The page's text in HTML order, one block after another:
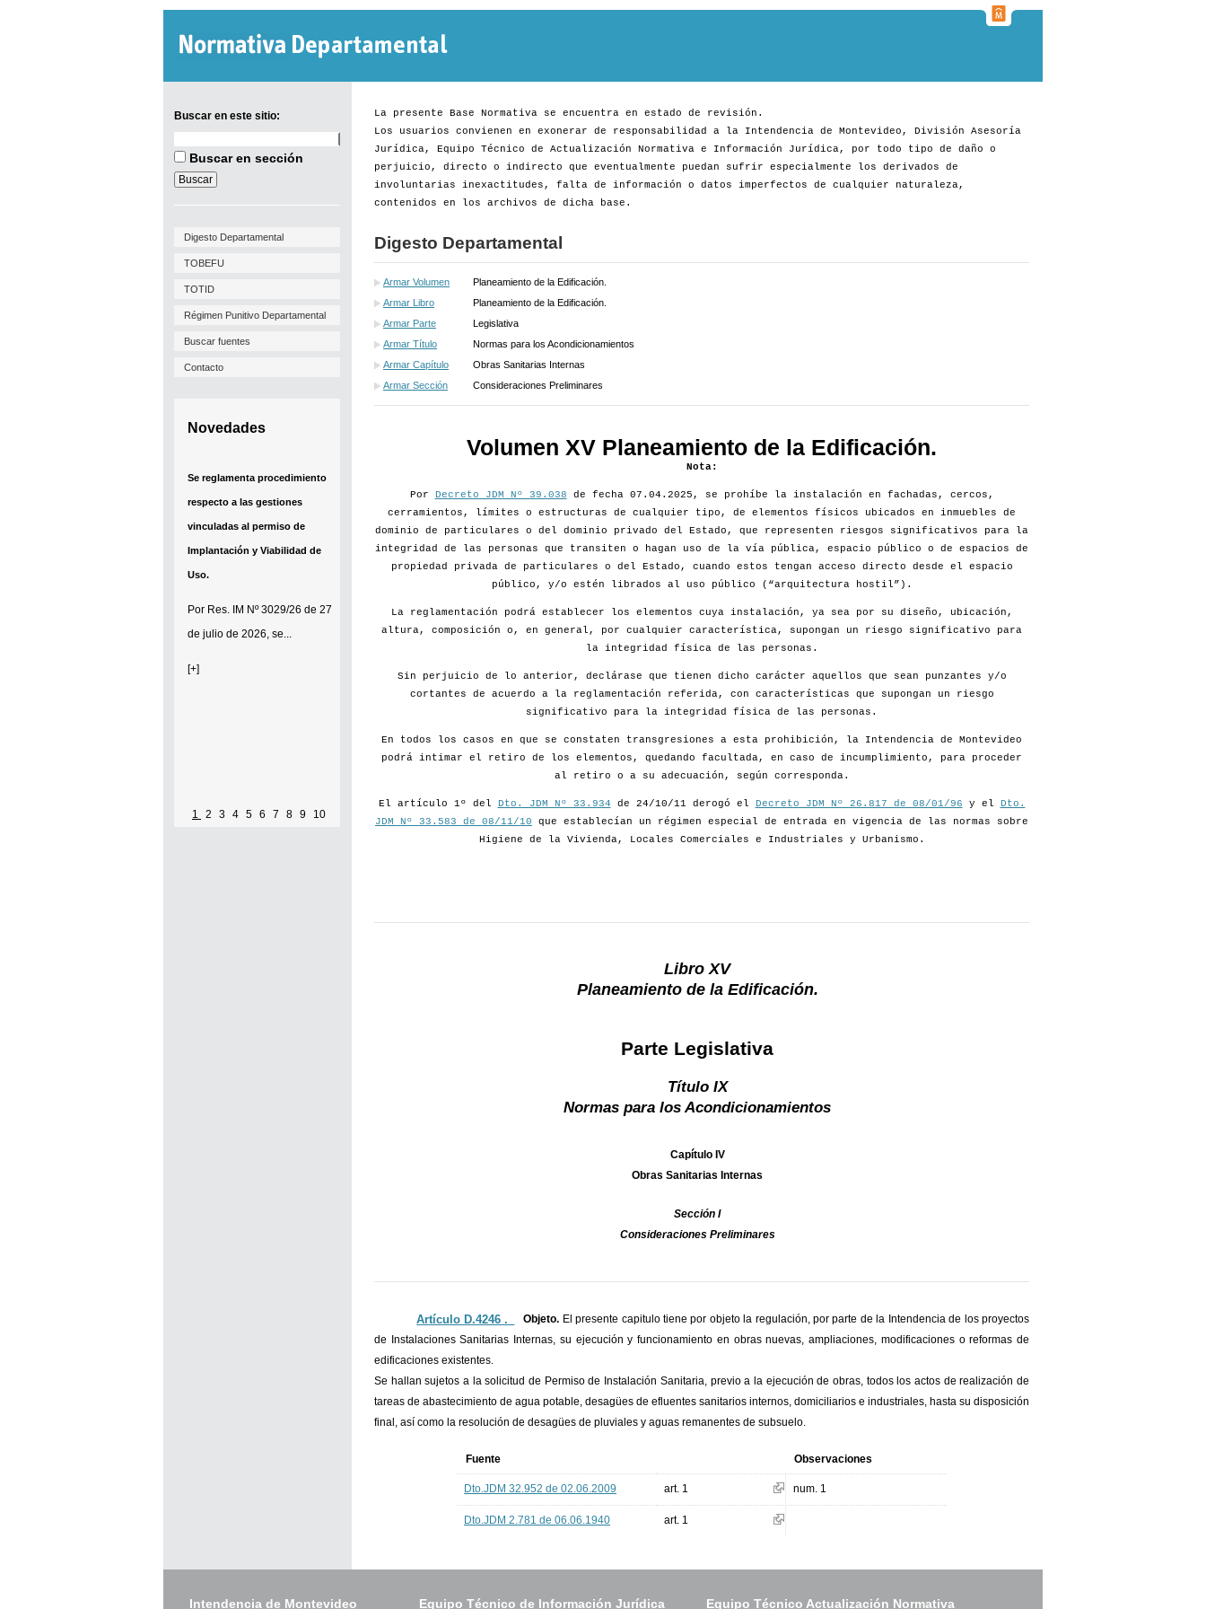
Buscar en este sitio:
en
sitio:
Buscar en sección
Digesto Departamental
TOBEFU
TOTID
Régimen Punitivo Departamental
Buscar fuentes
Contacto
Novedades
Se reglamenta procedimiento
respecto a las gestiones
vinculadas al permiso de
Implantación y Viabilidad de
Uso.
Por Res. IM Nº 3029/26 de 27
de julio de 2026, se...
[+]
1 2 3 4 5 6 7 8 9 10
La presente Base Normativa se encuentra en estado de revisión.
Los usuarios convienen en exonerar de responsabilidad a la Intendencia de Montevideo, División Asesoría
Jurídica, Equipo Técnico de Actualización Normativa e Información Jurídica, por todo tipo de daño o
perjuicio, directo o indirecto que eventualmente puedan sufrir especialmente los derivados de
involuntarias inexactitudes, falta de información o datos imperfectos de cualquier naturaleza,
contenidos en los archivos de dicha base.
Digesto Departamental
Armar Volumen
Planeamiento de la Edificación.
Armar Libro
Planeamiento de la Edificación.
Armar Parte
Legislativa
Armar Título
Normas para los Acondicionamientos
Armar Capítulo
Obras Sanitarias Internas
Armar Sección
Consideraciones Preliminares
Volumen XV Planeamiento de la Edificación.
Nota:
Por Decreto JDM Nº 39.038 de fecha 07.04.2025, se prohíbe la instalación en fachadas, cercos,
cerramientos, límites o estructuras de cualquier tipo, de elementos físicos ubicados en inmuebles de
dominio de particulares o del dominio privado del Estado, que representen riesgos significativos para la
integridad de las personas que transiten o hagan uso de la vía pública, espacio público o de espacios de
propiedad privada de particulares o del Estado, cuando estos tengan acceso directo desde el espacio
público, y/o estén librados al uso público (“arquitectura hostil”).
La reglamentación podrá establecer los elementos cuya instalación, ya sea por su diseño, ubicación,
altura, composición o, en general, por cualquier característica, supongan un riesgo significativo para
la integridad física de las personas.
Sin perjuicio de lo anterior, declárase que tienen dicho carácter aquellos que sean punzantes y/o
cortantes de acuerdo a la reglamentación referida, con características que supongan un riesgo
significativo para la integridad física de las personas.
En todos los casos en que se constaten transgresiones a esta prohibición, la Intendencia de Montevideo
podrá intimar el retiro de los elementos, quedando facultada, en caso de incumplimiento, para proceder
al retiro o a su adecuación, según corresponda.
El artículo 1º del Dto. JDM Nº 33.934 de 24/10/11 derogó el Decreto JDM Nº 26.817 de 08/01/96 y el Dto.
JDM Nº 33.583 de 08/11/10 que establecían un régimen especial de entrada en vigencia de las normas sobre
Higiene de la Vivienda, Locales Comerciales e Industriales y Urbanismo.
Libro XV
Planeamiento de la Edificación.
Parte Legislativa
Título IX
Normas para los Acondicionamientos
Capítulo IV
Obras Sanitarias Internas
Sección I
Consideraciones Preliminares
Artículo D.4246 ._ Objeto. El presente capitulo tiene por objeto la regulación, por parte de la Intendencia de los proyectos
de Instalaciones Sanitarias Internas, su ejecución y funcionamiento en obras nuevas, ampliaciones, modificaciones o reformas de
edificaciones existentes.
Se hallan sujetos a la solicitud de Permiso de Instalación Sanitaria, previo a la ejecución de obras, todos los actos de realización de
tareas de abastecimiento de agua potable, desagües de efluentes sanitarios internos, domiciliarios e industriales, hasta su disposición
final, así como la resolución de desagües de pluviales y aguas remanentes de subsuelo.
Fuente Observaciones
Dto.JDM 32.952 de 02.06.2009 art. 1 num. 1
Dto.JDM 2.781 de 06.06.1940 art. 1
Intendencia de Montevideo Equipo Técnico Actualización Normativa
Equipo Técnico de Información Jurídica